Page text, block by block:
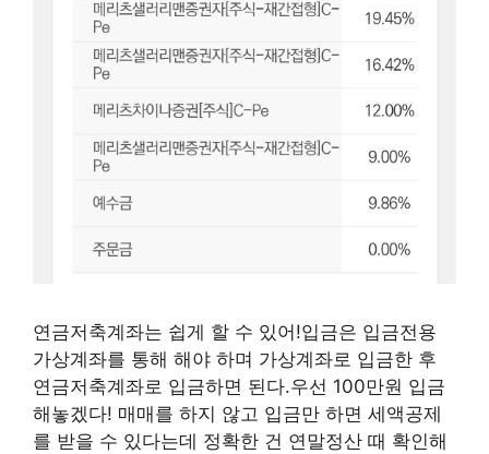
연금저축계좌는 쉽게 할 수 있어!입금은 입금전용
가상계좌를 통해 해야 하며 가상계좌로 입금한 후
연금저축계좌로 입금하면 된다.우선 100만원 입금
해놓겠다! 매매를 하지 않고 입금만 하면 세액공제
를 받을 수 있다는데 정확한 건 연말정산 때 확인해